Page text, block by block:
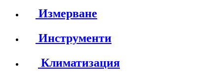
Измерване
Инструменти
Климатизация